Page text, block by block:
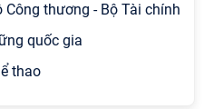
Công thương - Bộ Tài chính
quốc gia
thao